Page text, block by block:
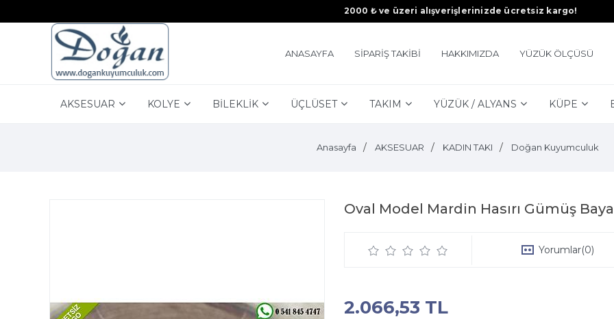
2000 ₺ ve üzeri alışverişlerinizde ücretsiz kargo!
ANASAYFA SİPARİŞ TAKİBİ HAKKIMIZDA YÜZÜK ÖLÇÜSÜ
AKSESUAR KOLYE BİLEKLİK ÜÇLÜSET TAKIM YÜZÜK / ALYANS KÜPE
Anasayfa AKSESUAR KADIN TAKI Doğan Kuyumculuk
Oval Model Mardin Hasırı Gümüş
Yorumlar(0)
2.066,53 TL